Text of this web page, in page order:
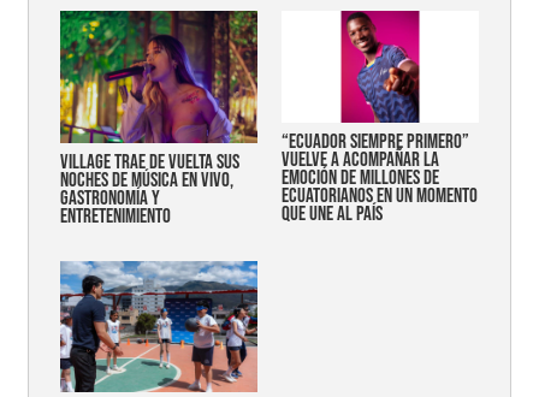
Village trae de vuelta sus
noches de música en vivo,
gastronomía y
entretenimiento
“Ecuador siempre primero”
vuelve a acompañar la
emoción de millones de
ecuatorianos en un momento
que une al país